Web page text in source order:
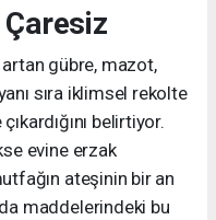
gübre, mazot,
sıra iklimsel rekolte
belirtiyor.
evine erzak
ateşinin bir an
maddelerindeki bu